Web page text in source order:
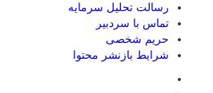
رسالت تحلیل سرمایه
تماس با سردبیر
حریم شخصی
شرایط بازنشر محتوا